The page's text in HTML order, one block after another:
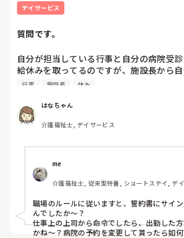
デイサービス
質問です。
自分が担当している行事と自分の病院受
給休みを取ってるのですが、施設長から
勤しろ❗️と言われたのですが、出勤しない
行事 施設長 休み
はなちゃん
介護福祉士, デイサービス
me
介護福祉士, 従来型特養, ショートステイ, デ
職場のルールに従いますと、誓約書にサイ
んでしたか〜？
仕事上の上司から命令でしたら、出勤した
かね〜？病院の予約を変更して貰ったら如